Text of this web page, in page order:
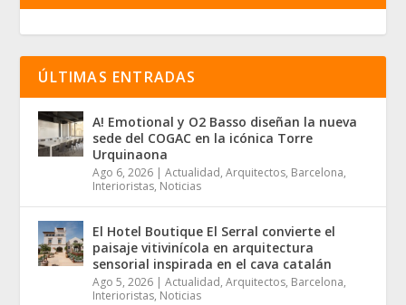
ÚLTIMAS ENTRADAS
A! Emotional y O2 Basso diseñan la nueva
sede del COGAC en la icónica Torre
Urquinaona
Ago 6, 2026 |Actualidad,Arquitectos, Barcelona,
Interioristas, Noticias
El Hotel Boutique El Serral convierte el
paisaje vitivinícola en arquitectura
sensorial inspirada en el cava catalán
Ago 5, 2026 |Actualidad,Arquitectos, Barcelona,
Interioristas, Noticias